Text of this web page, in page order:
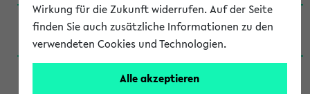
Anglistik: British and American Studies / B.A.
(Einschreibung bis SoSe 2013)
Anglistik: British and American Studies / Ba
(Einschreibung bis SoSe 2011)
Wirkung für die Zukunft widerrufen. Auf der Seite
finden Sie auch zusätzliche Informationen zu den
verwendeten Cookies und Technologien.
Alle akzeptieren